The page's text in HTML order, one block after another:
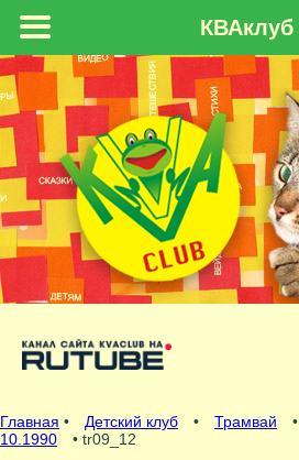
Главная • Детский клуб • Трамвай •
10.1990
• tr09_12
КВАклуб